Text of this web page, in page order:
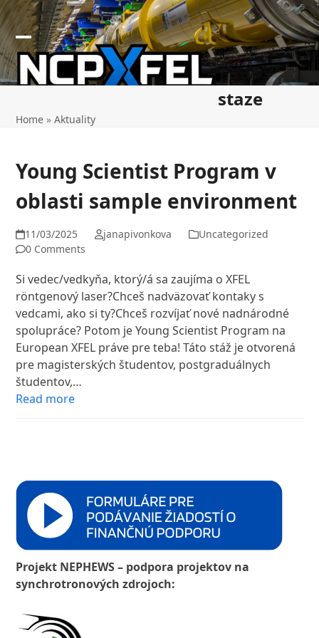
Skip
to
content
Open
mobile
Close
mobile
staze
Home »Aktuality
Young Scientist Program v
oblasti sample environment
11/03/2025 janapivonkova
Uncategorized
0 Comments
Si vedec/vedkyňa, ktorý/á sa zaujíma o XFEL
röntgenový laser?Chceš nadväzovať kontaky s
vedcami, ako si ty?Chceš rozvíjať nové nadnárodné
spolupráce? Potom je Young Scientist Program na
European XFEL práve pre teba! Táto stáž je otvorená
pre magisterských študentov, postgraduálnych
študentov,…
Read more
Projekt NEPHEWS – podpora projektov na
synchrotronových zdrojoch: